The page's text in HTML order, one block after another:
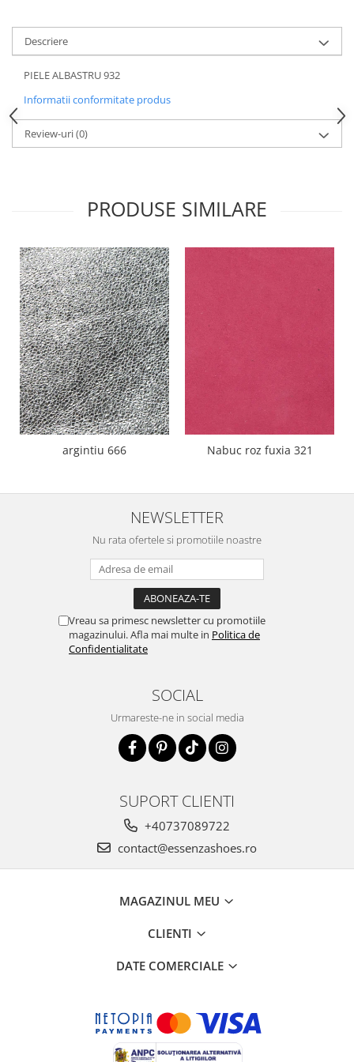
Descriere
PIELE ALBASTRU 932
Informatii conformitate produs
Review-uri(0)
PRODUSE SIMILARE
argintiu 666 Nabuc roz fuxia 321
NEWSLETTER
Nu rata ofertele si promotiile noastre
Vreau sa primesc newsletter cu promotiile
magazinului. Afla mai multe in Politica de
Confidentialitate
SOCIAL
Urmareste-ne in social media
SUPORT CLIENTI
+40737089722
contact@essenzashoes.ro
MAGAZINUL MEU
CLIENTI
DATE COMERCIALE